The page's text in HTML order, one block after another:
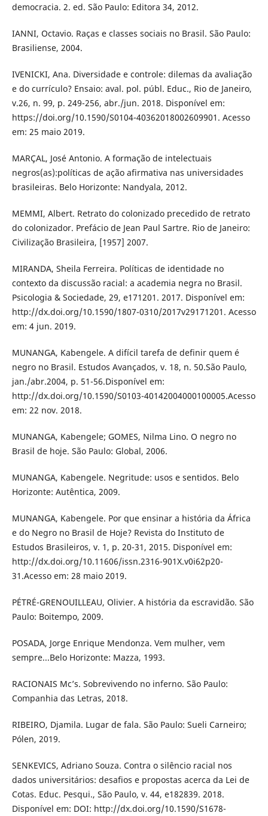
democracia. 2. ed. São Paulo: Editora 34, 2012.
IANNI, Octavio. Raças e classes sociais no Brasil. São Paulo:
Brasiliense, 2004.
IVENICKI, Ana. Diversidade e controle: dilemas da avaliação
e do currículo? Ensaio: aval. pol. públ. Educ., Rio de Janeiro,
v.26, n. 99, p. 249-256, abr./jun. 2018. Disponível em:
https://doi.org/10.1590/S0104-40362018002609901. Acesso
em: 25 maio 2019.
MARÇAL, José Antonio. A formação de intelectuais
negros(as):políticas de ação afirmativa nas universidades
brasileiras. Belo Horizonte: Nandyala, 2012.
MEMMI, Albert. Retrato do colonizado precedido de retrato
do colonizador. Prefácio de Jean Paul Sartre. Rio de Janeiro:
Civilização Brasileira, [1957] 2007.
MIRANDA, Sheila Ferreira. Políticas de identidade no
contexto da discussão racial: a academia negra no Brasil.
Psicologia & Sociedade, 29, e171201. 2017. Disponível em:
http://dx.doi.org/10.1590/1807-0310/2017v29171201. Acesso
em: 4 jun. 2019.
MUNANGA, Kabengele. A difícil tarefa de definir quem é
negro no Brasil. Estudos Avançados, v. 18, n. 50.São Paulo,
jan./abr.2004, p. 51-56.Disponível em:
http://dx.doi.org/10.1590/S0103-40142004000100005.Acesso
em: 22 nov. 2018.
MUNANGA, Kabengele; GOMES, Nilma Lino. O negro no
Brasil de hoje. São Paulo: Global, 2006.
MUNANGA, Kabengele. Negritude: usos e sentidos. Belo
Horizonte: Autêntica, 2009.
MUNANGA, Kabengele. Por que ensinar a história da África
e do Negro no Brasil de Hoje? Revista do Instituto de
Estudos Brasileiros, v. 1, p. 20-31, 2015. Disponível em:
http://dx.doi.org/10.11606/issn.2316-901X.v0i62p20-
31.Acesso em: 28 maio 2019.
PÉTRÉ-GRENOUILLEAU, Olivier. A história da escravidão. São
Paulo: Boitempo, 2009.
POSADA, Jorge Enrique Mendonza. Vem mulher, vem
sempre...Belo Horizonte: Mazza, 1993.
RACIONAIS Mc’s. Sobrevivendo no inferno. São Paulo:
Companhia das Letras, 2018.
RIBEIRO, Djamila. Lugar de fala. São Paulo: Sueli Carneiro;
Pólen, 2019.
SENKEVICS, Adriano Souza. Contra o silêncio racial nos
dados universitários: desafios e propostas acerca da Lei de
Cotas. Educ. Pesqui., São Paulo, v. 44, e182839. 2018.
Disponível em: DOI: http://dx.doi.org/10.1590/S1678-